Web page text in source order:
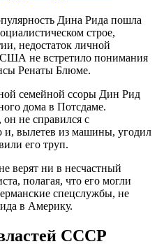
Дина Рида пошла
строе,
недостаток личной
не встретило понимания
Ренаты Блюме.
семейной ссоры Дин Рид
дома в Потсдаме.
не справился с
и, вылетев из машины, угодил
его труп.
верят ни в несчастный
полагая, что его могли
спецслужбы, не
в Америку.
СССР